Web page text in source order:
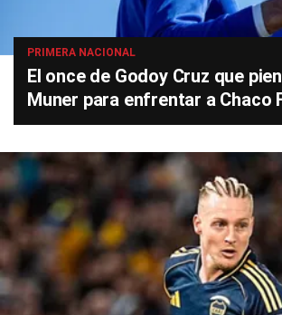
PRIMERA NACIONAL
El once de Godoy Cruz que
Muner para enfrentar a Chaco